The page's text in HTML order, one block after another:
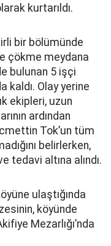
kurtarıldı.
bir bölümünde
çökme meydana
bulunan 5 işçi
kaldı. Olay yerine
ekipleri, uzun
ardından
Tok’un tüm
belirlerken,
tedavi altına alındı.
ulaştığında
köyünde
Mezarlığı’nda